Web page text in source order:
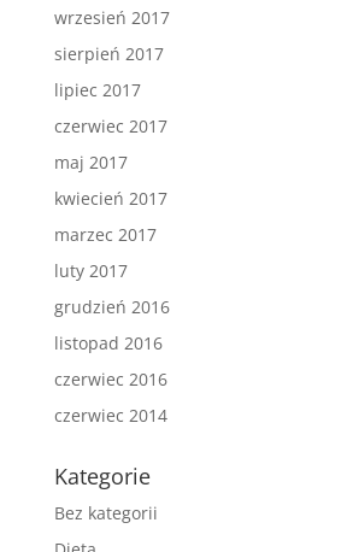
wrzesień 2017
sierpień 2017
lipiec 2017
czerwiec 2017
maj 2017
kwiecień 2017
marzec 2017
luty 2017
grudzień 2016
listopad 2016
czerwiec 2016
czerwiec 2014
Kategorie
Bez kategorii